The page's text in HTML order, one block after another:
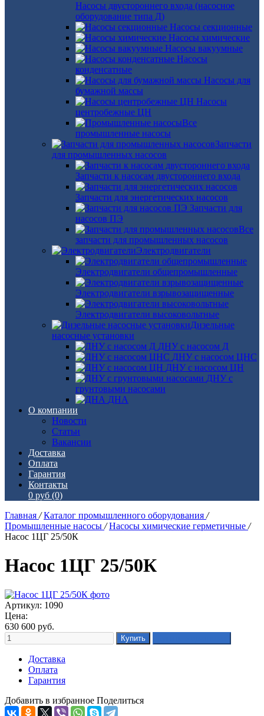
Насосы двустороннего входа (насосное
оборудование типа Д)
Насосы секционные
Насосы химические
Насосы вакуумные
Насосы
конденсатные
Насосы для
бумажной массы
Насосы
центробежные ЦН
Все
промышленные насосы
Запчасти
для промышленных насосов
Запчасти к насосам двустороннего входа
Запчасти для энергетических насосов
Запчасти для
насосов ПЭ
Все
запчасти для промышленных насосов
Электродвигатели
Электродвигатели общепромышленные
Электродвигатели взрывозащищенные
Электродвигатели высоковольтные
Дизельные
насосные установки
ДНУ с насосом Д
ДНУ с насосом ЦНС
ДНУ с насосом ЦН
ДНУ с
грунтовыми насосами
ДНА
О компании
Новости
Статьи
Вакансии
Доставка
Оплата
Гарантия
Контакты
0 руб (0)
Главная / Каталог промышленного оборудования /
Промышленные насосы / Насосы химические герметичные /
Насос 1ЦГ 25/50К
Насос 1ЦГ 25/50К
Артикул: 1090
Цена:
630 600 руб.
Доставка
Оплата
Гарантия
Добавить в избранное Поделиться